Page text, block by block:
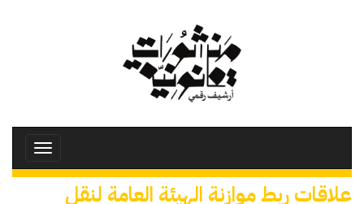
Toggle
علاقات ربط موازنة الهيئة العامة لنقل